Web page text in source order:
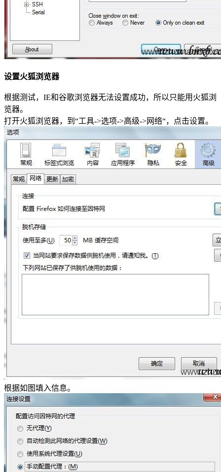
设置火狐浏览器
根据测试，IE和谷歌浏览器无法设置成功，所以只能用火狐浏
览器。
打开火狐浏览器，到“工具->选项->高级->网络“，点击设置。
根据如图填入信息。